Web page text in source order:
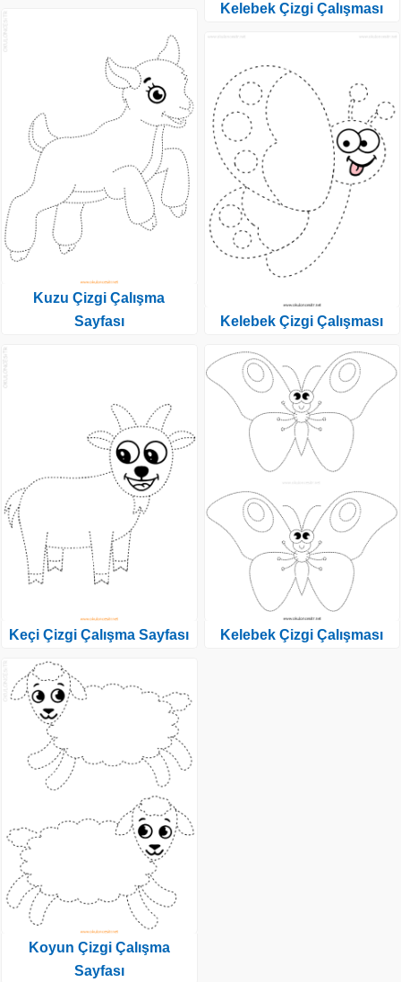
Kuzu Çizgi Çalışma
Sayfası
Keçi Çizgi Çalışma Sayfası
Koyun Çizgi Çalışma
Sayfası
Kelebek Çizgi Çalışması
Kelebek Çizgi Çalışması
Kelebek Çizgi Çalışması